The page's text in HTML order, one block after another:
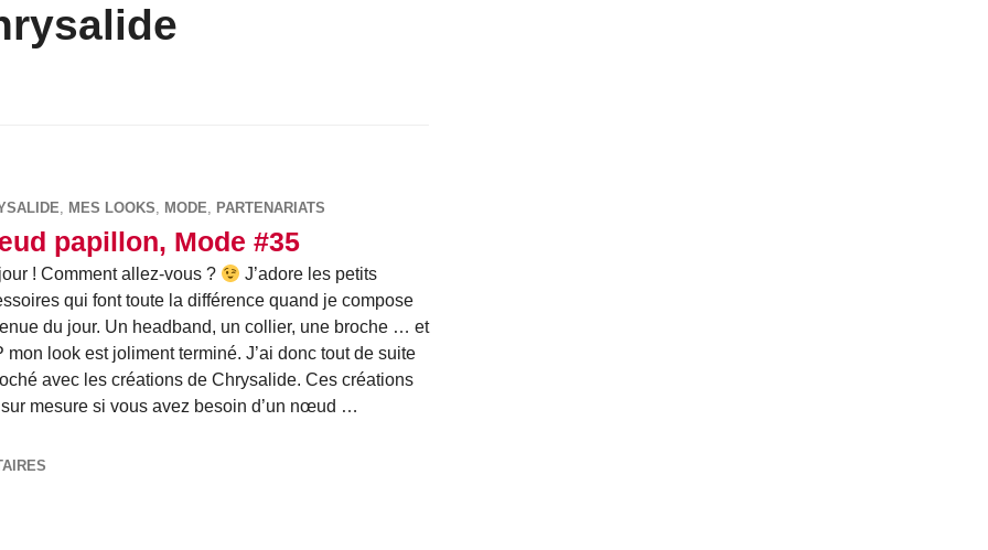
, MES LOOKS, MODE, PARTENARIATS
papillon, Mode #35
! Comment allez-vous ?
J’adore les petits
qui font toute la différence quand je compose
du jour. Un headband, un collier, une broche … et
mon look est joliment terminé. J’ai donc tout de suite
avec les créations de Chrysalide. Ces créations
mesure si vous avez besoin d’un nœud …
#35